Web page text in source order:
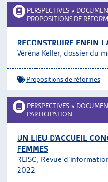
PERSPECTIVES »
PROPOSITIONS DE
RECONSTRUIRE ENFIN
Véréna Keller, dossier du
Propositions de réformes
PERSPECTIVES »
PARTICIPATION
UN LIEU D’ACCUEIL
FEMMES
REISO, Revue
2022